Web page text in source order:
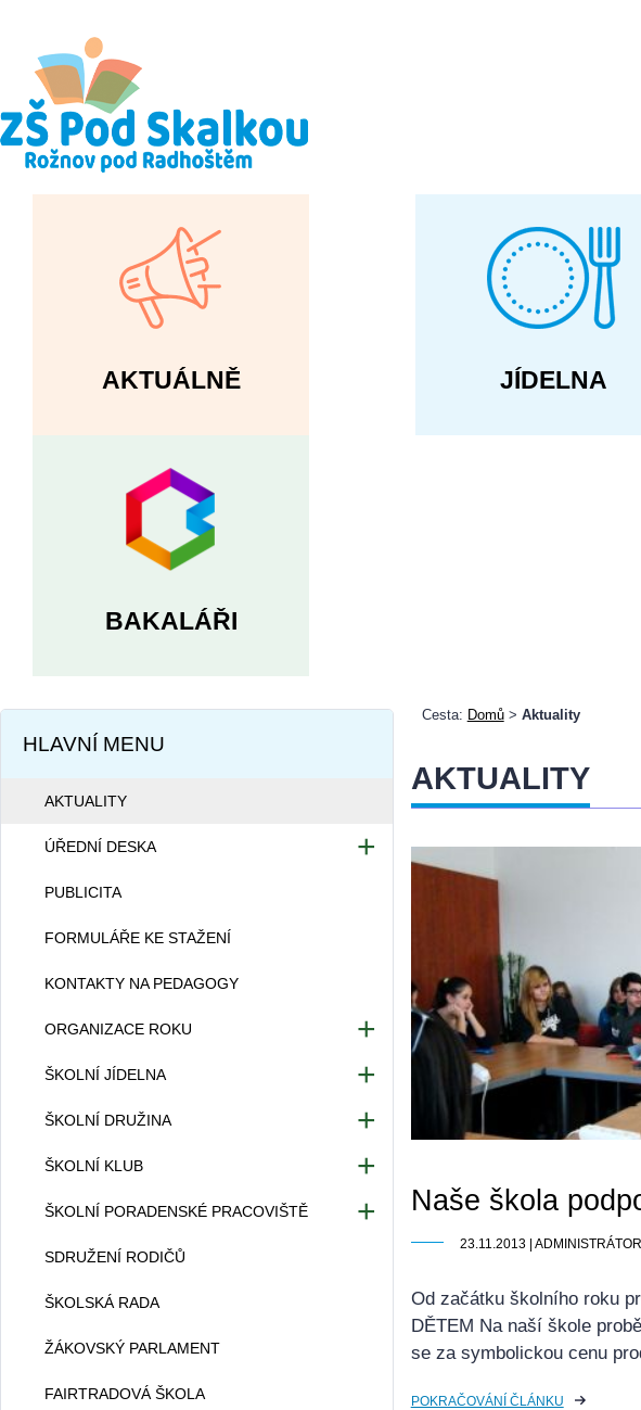
AKTUÁLNĚ JÍDELNA
BAKALÁŘI
Cesta: Domů> Aktuality
AKTUALITY
Naše škola
23.11.2013 |
Od začátku školního roku
DĚTEM Na naší škole
se za symbolickou cenu
POKRAČOVÁNÍ ČLÁNKU
HLAVNÍ MENU
AKTUALITY
ÚŘEDNÍ DESKA
Dokumentace školy
Poptávkové řízení
GDPR
PUBLICITA
FORMULÁŘE KE STAŽENÍ
KONTAKTY NA PEDAGOGY
ORGANIZACE ROKU
Organizace školního roku
Zvonění
Sešity a pomůcky
ŠKOLNÍ JÍDELNA
Kontakty ŠJ
Přihláška ke školnímu stravování
Provozní řád ŠJ pro zaměstnance
ŠKOLNÍ DRUŽINA
Charakteristika
ŠKOLNÍ KLUB
O školním klubu
Vnitřní řád ŠK
ŠKOLNÍ PORADENSKÉ PRACOVIŠTĚ
Výchovná a kariérová poradkyně
Školní psycholog
Školní speciální pedagog
SDRUŽENÍ RODIČŮ
ŠKOLSKÁ RADA
ŽÁKOVSKÝ PARLAMENT
FAIRTRADOVÁ ŠKOLA